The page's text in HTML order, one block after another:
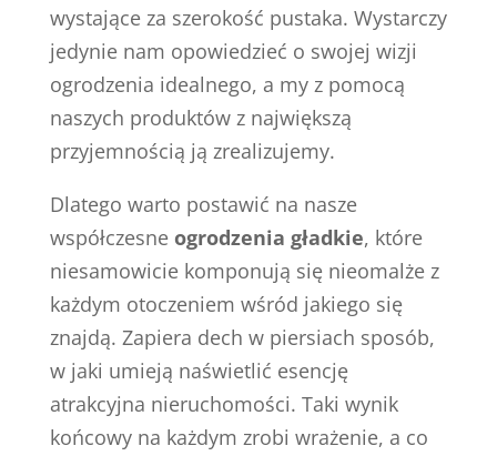
wystające za szerokość pustaka. Wystarczy
jedynie nam opowiedzieć o swojej wizji
ogrodzenia idealnego, a my z pomocą
naszych produktów z największą
przyjemnością ją zrealizujemy.
Dlatego warto postawić na nasze
współczesne ogrodzenia gładkie, które
niesamowicie komponują się nieomalże z
każdym otoczeniem wśród jakiego się
znajdą. Zapiera dech w piersiach sposób,
w jaki umieją naświetlić esencję
atrakcyjna nieruchomości. Taki wynik
końcowy na każdym zrobi wrażenie, a co